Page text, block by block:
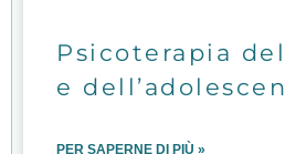
Psicoterapia
e
PER SAPERNE DI PIÙ »